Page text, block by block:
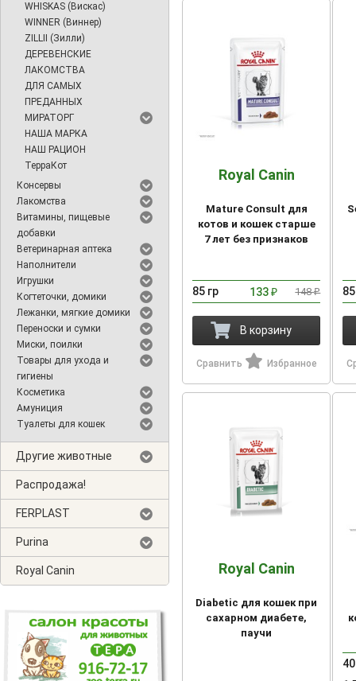
WHISKAS (Вискас)
WINNER (Виннер)
ZILLII (Зилли)
ДЕРЕВЕНСКИЕ
ЛАКОМСТВА
ДЛЯ САМЫХ
ПРЕДАННЫХ
МИРАТОРГ
НАША МАРКА
НАШ РАЦИОН
ТерраКот
Консервы
Лакомства
Витамины, пищевые
добавки
Ветеринарная аптека
Наполнители
Игрушки
Когтеточки, домики
Лежанки, мягкие домики
Переноски и сумки
Миски, поилки
Товары для ухода и
гигиены
Косметика
Амуниция
Туалеты для кошек
Другие животные
Распродажа!
FERPLAST
Purina
Royal Canin
Royal Canin
Mature Consult для
котов и кошек старше
7 лет без признаков
85 гр 133₽ 148₽
В корзину
Сравнить Избранное
Royal Canin
Diabetic для кошек при
сахарном диабете,
паучи